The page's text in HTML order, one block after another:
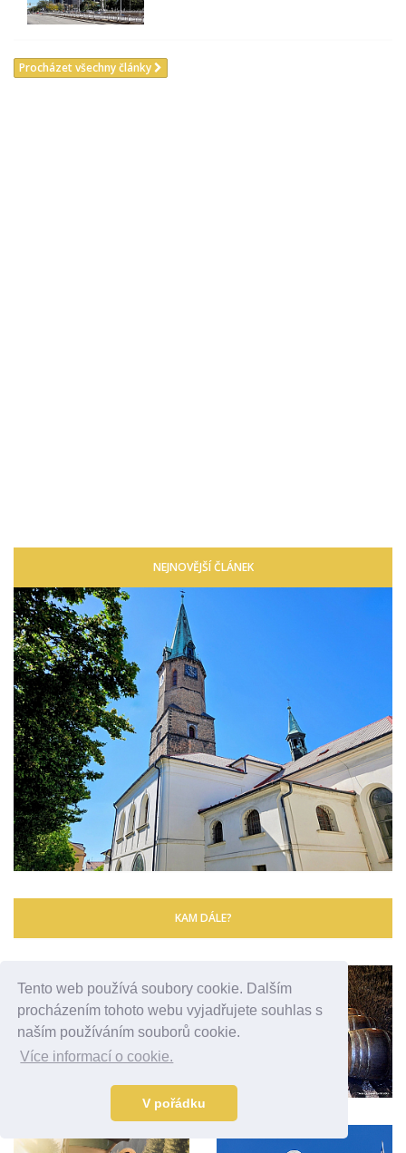
Tento web používá soubory cookie. Dalším
procházením tohoto webu vyjadřujete souhlas s
naším používáním souborů cookie.
Více informací o cookie.
V pořádku
Procházet všechny články
NEJNOVĚJŠÍ ČLÁNEK
KAM DÁLE?